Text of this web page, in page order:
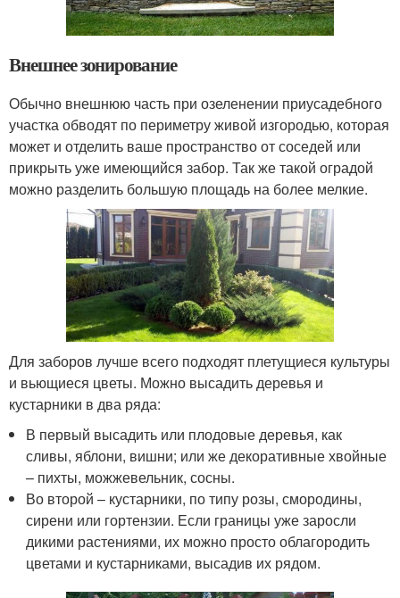
Внешнее зонирование
Обычно внешнюю часть при озеленении приусадебного
участка обводят по периметру живой изгородью, которая
может и отделить ваше пространство от соседей или
прикрыть уже имеющийся забор. Так же такой оградой
можно разделить большую площадь на более мелкие.
Для заборов лучше всего подходят плетущиеся культуры
и вьющиеся цветы. Можно высадить деревья и
кустарники в два ряда:
В первый высадить или плодовые деревья, как
сливы, яблони, вишни; или же декоративные хвойные
– пихты, можжевельник, сосны.
Во второй – кустарники, по типу розы, смородины,
сирени или гортензии. Если границы уже заросли
дикими растениями, их можно просто облагородить
цветами и кустарниками, высадив их рядом.